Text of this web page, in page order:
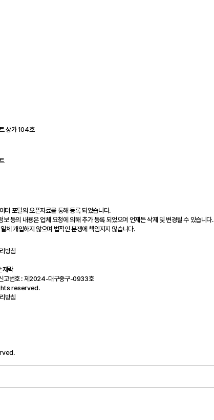
상가 104호
터 포털의 오픈자료를 통해 등록 되었습니다.
등의 내용은 업체 요청에 의해 추가 등록 되었으며 언제든 삭제 및 변경될 수 있습니다.
체 개입하지 않으며 법적인 분쟁에 책임지지 않습니다.
방침
재락
번호 : 제2024-대구중구-0933호
reserved.
방침